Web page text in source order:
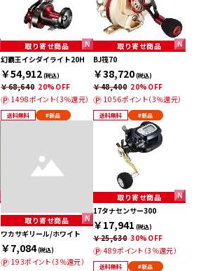
取り寄せ商品
幻覇王イシダイライト20H
￥54,912(税込)
￥68,640 20%OFF
1498ポイント（3％還元）
送料無料 #新品
取り寄せ商品
BJ筏70
￥38,720(税込)
￥48,400 20%OFF
1056ポイント（3％還元）
送料無料 #新品
取り寄せ商品
ワカサギリール/ホワイト
￥7,084(税込)
193ポイント（3％還元）
取り寄せ商品
17タナセンサー300
￥17,941 (税込)
￥25,630 30%OFF
489ポイント（3％還元）
送料無料 #新品